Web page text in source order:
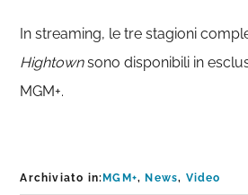
In streaming, le tre stagioni
Hightownsono disponibili in
MGM+.
Archiviato in:MGM+,News, Video